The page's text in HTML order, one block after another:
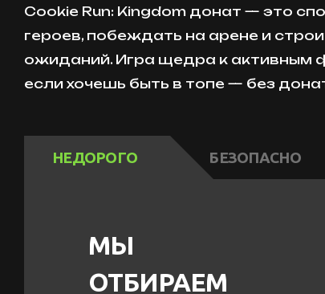
Cookie Run: Kingdom донат — это
героев, побеждать на арене и
ожиданий. Игра щедра к активным
если хочешь быть в топе — без
НЕДОРОГО БЕЗОПАСНО
МЫ
ОТБИРАЕМ